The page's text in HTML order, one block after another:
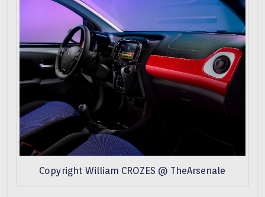
Copyright William CROZES @ TheArsenale